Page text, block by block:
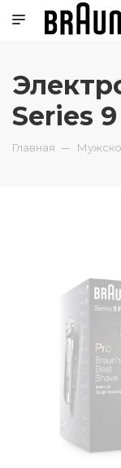
Series
Главная